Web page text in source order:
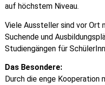
auf höchstem Niveau.
Viele Aussteller sind vor
Suchende und
Studiengängen für
Das Besondere:
Durch die enge Kooperation